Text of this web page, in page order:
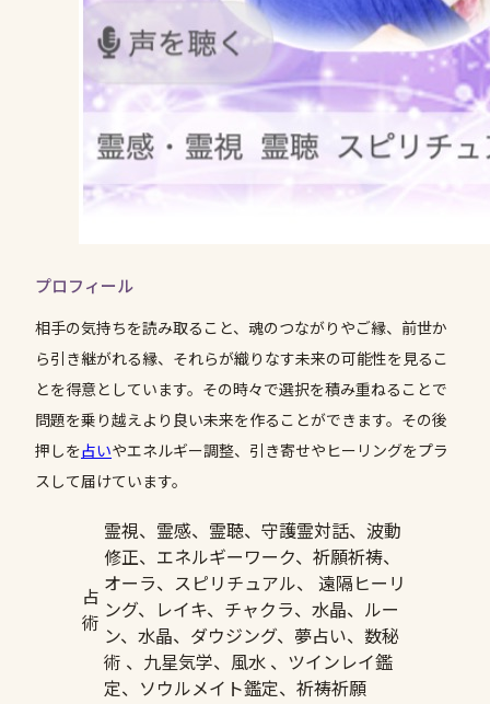
プロフィール
相手の気持ちを読み取ること、魂のつながりやご縁、前世か
ら引き継がれる縁、それらが織りなす未来の可能性を見るこ
とを得意としています。その時々で選択を積み重ねることで
問題を乗り越えより良い未来を作ることができます。その後
押しを占いやエネルギー調整、引き寄せやヒーリングをプラ
スして届けています。
占
術
霊視、霊感、霊聴、守護霊対話、波動
修正、エネルギーワーク、祈願祈祷、
オーラ、スピリチュアル、 遠隔ヒーリ
ング、レイキ、チャクラ、水晶、ルー
ン、水晶、ダウジング、夢占い、数秘
術 、九星気学、風水 、ツインレイ鑑
定、ソウルメイト鑑定、祈祷祈願